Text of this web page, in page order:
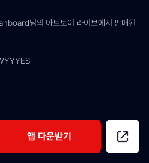
님의 아트토이 라이브에서 판매된
앱 다운받기